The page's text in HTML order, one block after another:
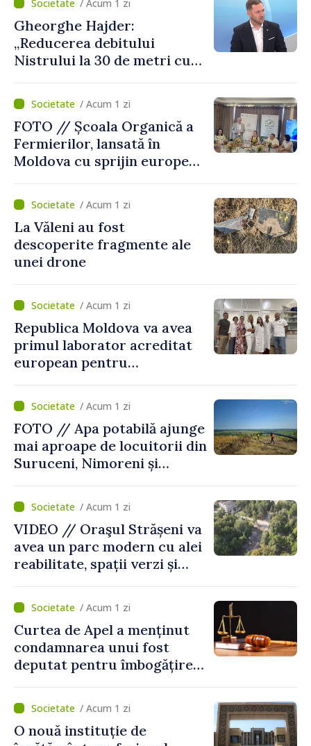
de avarie”/ Acum 1 zi
Gheorghe Hajder:
„Reducerea debitului
Nistrului la 30 de metri cubi
„catastrofă naturală”
/ Acum 1 zi
FOTO // Școala Organică a
Fermierilor, lansată în
Moldova cu sprijin european
agriculturii durabile
/ Acum 1 zi
La Văleni au fost
descoperite fragmente ale
unei drone
/ Acum 1 zi
Republica Moldova va avea
primul laborator acreditat
european pentru
viței-de-vie
/ Acum 1 zi
FOTO // Apa potabilă ajunge
mai aproape de locuitorii din
Suruceni, Nimoreni și
/ Acum 1 zi
VIDEO // Oraşul Strășeni va
avea un parc modern cu alei
reabilitate, spații verzi și
/ Acum 1 zi
Curtea de Apel a menținut
condamnarea unui fost
deputat pentru îmbogățire
statului peste 2,4 milioane
de lei
/ Acum 1 zi
O nouă instituție de